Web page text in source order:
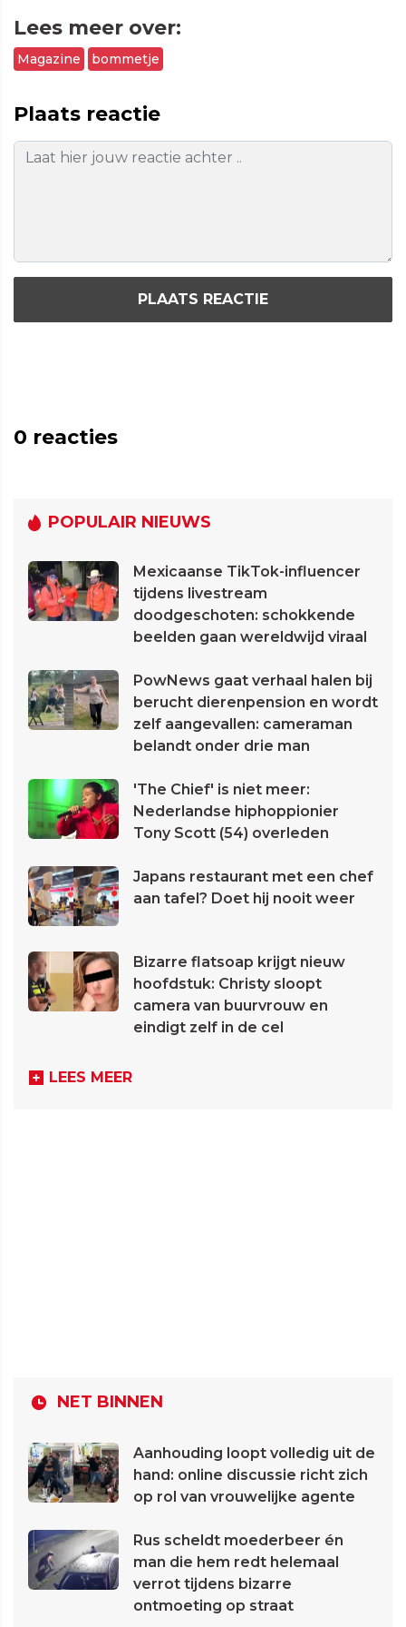
Lees meer over:
Magazine bommetje
Plaats reactie
PLAATS REACTIE
0 reacties
POPULAIR NIEUWS
Mexicaanse TikTok-influencer
tijdens livestream
doodgeschoten: schokkende
beelden gaan wereldwijd viraal
PowNews gaat verhaal halen bij
berucht dierenpension en wordt
zelf aangevallen: cameraman
belandt onder drie man
'The Chief' is niet meer:
Nederlandse hiphoppionier
Tony Scott (54) overleden
Japans restaurant met een chef
aan tafel? Doet hij nooit weer
Bizarre flatsoap krijgt nieuw
hoofdstuk: Christy sloopt
camera van buurvrouw en
eindigt zelf in de cel
LEES MEER
NET BINNEN
Aanhouding loopt volledig uit de
hand: online discussie richt zich
op rol van vrouwelijke agente
Rus scheldt moederbeer én
man die hem redt helemaal
verrot tijdens bizarre
ontmoeting op straat